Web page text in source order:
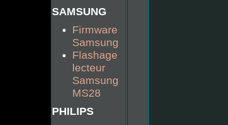
SAMSUNG
Firmware
Samsung
Flashage
lecteur
Samsung
MS28
PHILIPS